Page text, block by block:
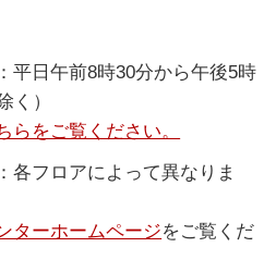
平日午前8時30分から午後5時
）
をご覧ください。
各フロアによって異なりま
ターホームページをご覧くだ